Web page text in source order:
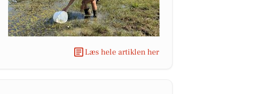
Læs hele artiklen her